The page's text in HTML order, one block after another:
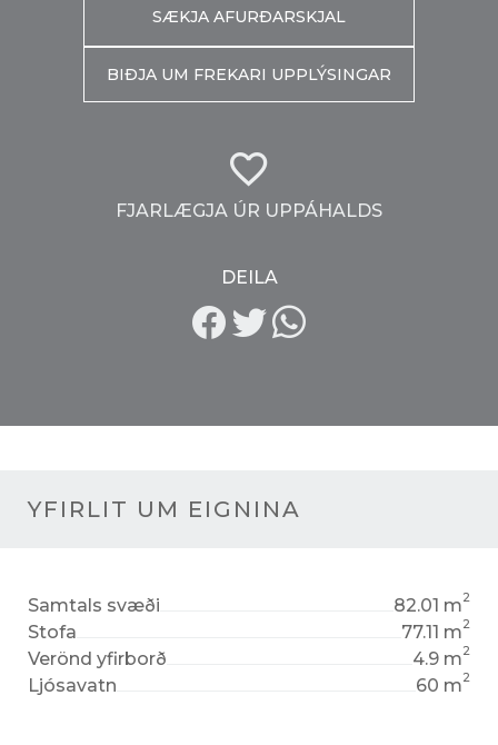
YFIRLIT UM EIGNINA
Samtals svæði 82.01 m2
Stofa 77.11 m2
Verönd yfirborð 4.9 m2
Ljósavatn 60 m2
SÆKJA AFURÐARSKJAL
BIÐJA UM FREKARI UPPLÝSINGAR
FJARLÆGJA ÚR UPPÁHALDS
DEILA